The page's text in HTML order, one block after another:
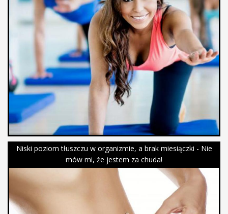
Niski poziom tłuszczu w organizmie, a brak miesiączki - Nie
mów mi, że jestem za chuda!